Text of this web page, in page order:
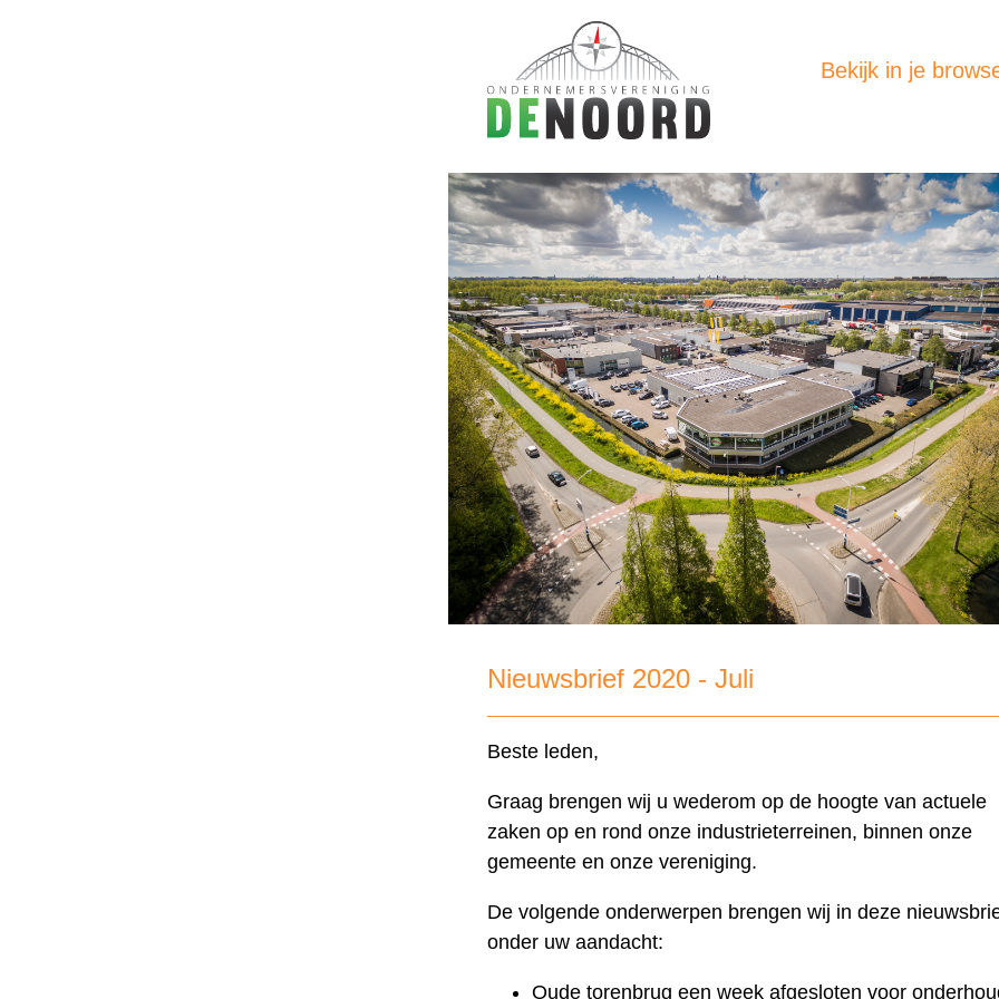
Bekijk in je
Nieuwsbrief 2020 - Juli
Beste leden,
Graag brengen wij u wederom op de hoogte van actuele
zaken op en rond onze industrieterreinen, binnen onze
gemeente en onze vereniging.
De volgende onderwerpen brengen wij in deze
onder uw aandacht:
Oude torenbrug een week afgesloten voor